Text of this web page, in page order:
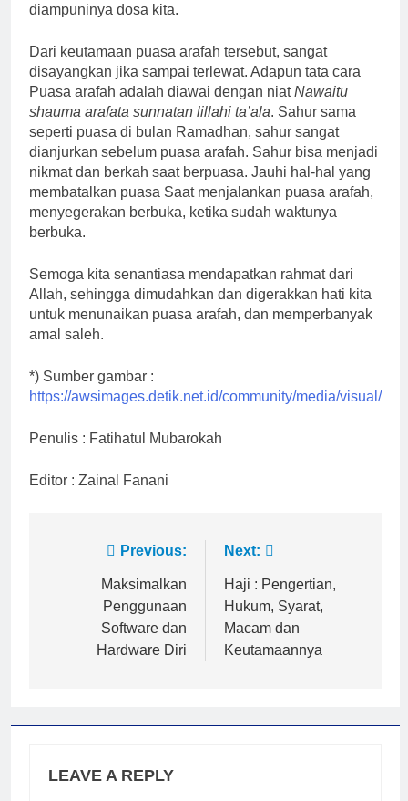
diampuninya dosa kita.
Dari keutamaan puasa arafah tersebut, sangat
disayangkan jika sampai terlewat. Adapun tata cara
Puasa arafah adalah diawai dengan niatNawaitu
shauma arafata sunnatan lillahi ta’ala. Sahur sama
seperti puasa di bulan Ramadhan, sahur sangat
dianjurkan sebelum puasa arafah. Sahur bisa menjadi
nikmat dan berkah saat berpuasa. Jauhi hal-hal yang
membatalkan puasa Saat menjalankan puasa arafah,
menyegerakan berbuka, ketika sudah waktunya
berbuka.
Semoga kita senantiasa mendapatkan rahmat dari
Allah, sehingga dimudahkan dan digerakkan hati kita
untuk menunaikan puasa arafah, dan memperbanyak
amal saleh.
*) Sumber gambar :
https://awsimages.detik.net.id/community/media/visual/
Penulis : Fatihatul Mubarokah
Editor : Zainal Fanani
navigation
Previous:
Maksimalkan
Penggunaan
Software dan
Hardware Diri
Next:
Haji : Pengertian,
Hukum, Syarat,
Macam dan
Keutamaannya
LEAVE A REPLY